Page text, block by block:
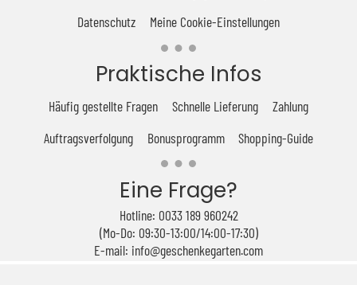
Datenschutz
Meine Cookie-Einstellungen
Praktische Infos
Häufig gestellte Fragen Schnelle Lieferung
Zahlung
Auftragsverfolgung
Bonusprogramm Shopping-Guide
Eine Frage?
Hotline: 0033 189 960242
(Mo-Do: 09:30-13:00/14:00-17:30)
E-mail: info@geschenkegarten.com